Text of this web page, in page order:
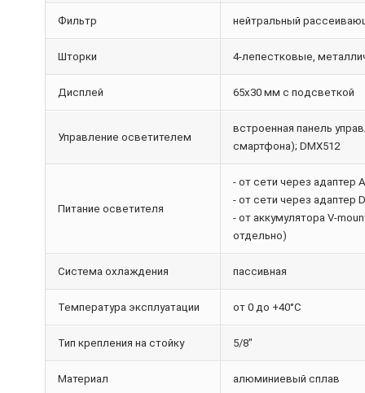
Фильтр нейтральный
Шторки 4-лепестковые,
Дисплей 65х30 мм с подсветкой
Управление осветителем
встроенная панель
смартфона); DMX512
Питание осветителя
- от сети через адаптер
- от сети через адаптер
- от аккумулятора V-
отдельно)
Система охлаждения пассивная
Температура эксплуатации от 0 до +40°С
Тип крепления на стойку 5/8"
Материал алюминиевый сплав